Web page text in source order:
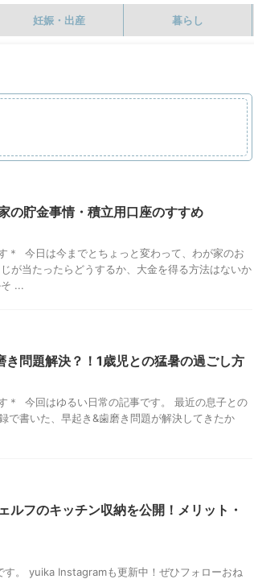
妊娠・出産 暮らし
の貯金事情・積立用口座のすすめ
＊ 今日は今までとちょっと変わって、わが家のお
が当たったらどうするか、大金を得る方法はないか
...
き問題解決？！1歳児との猛暑の過ごし方
＊ 今回はゆるい日常の記事です。 最近の息子との
で書いた、早起き&歯磨き問題が解決してきたか
ルフのキッチン収納を公開！メリット・
。 yuika Instagramも更新中！ぜひフォローおね